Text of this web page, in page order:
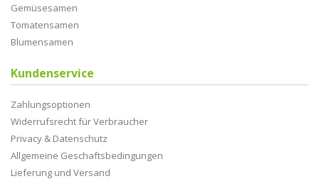
Gemüsesamen
Tomatensamen
Blumensamen
Kundenservice
Zahlungsoptionen
Widerrufsrecht für Verbraucher
Privacy & Datenschutz
Allgemeine Geschaftsbedingungen
Lieferung und Versand